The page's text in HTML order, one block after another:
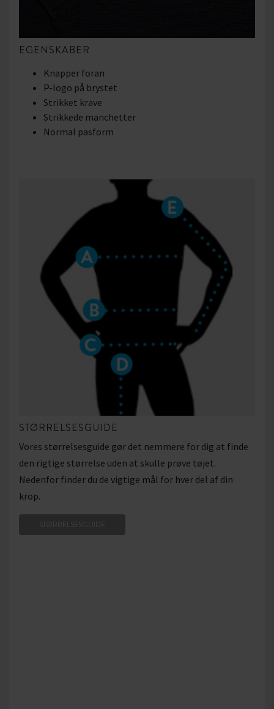
EGENSKABER
Knapper foran
P-logo på brystet
Strikket krave
Strikkede manchetter
Normal pasform
STØRRELSESGUIDE
Vores størrelsesguide gør det nemmere for dig at finde
den rigtige størrelse uden at skulle prøve tøjet.
Nedenfor finder du de vigtige mål for hver del af din
krop.
STØRRELSESGUIDE